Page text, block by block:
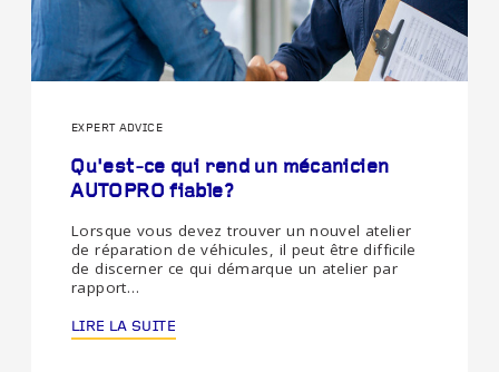
EXPERT ADVICE
Qu'est-ce qui rend un mécanicien
AUTOPRO fiable?
Lorsque vous devez trouver un nouvel atelier
de réparation de véhicules, il peut être difficile
de discerner ce qui démarque un atelier par
rapport…
LIRE LA SUITE